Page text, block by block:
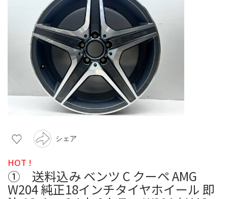
シェア
HOT !
① 送料込み ベンツ C クーペ AMG
W204 純正18インチタイヤホイール 即